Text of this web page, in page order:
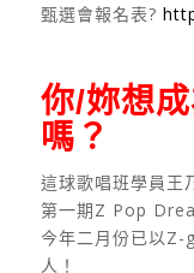
甄選會報名表?
你/妳想
嗎？
這球歌唱班學員王
第一期Z Pop
今年二月份已以Z-
人！